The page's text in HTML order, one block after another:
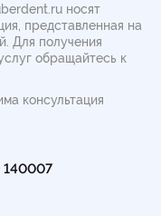
носят
представленная на
Для получения
обращайтесь к
консультация
140007